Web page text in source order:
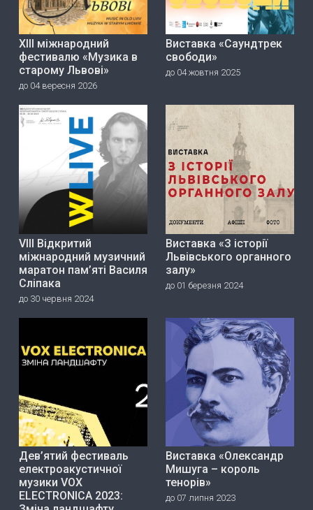
ХІІІ міжнародний
фестивалю «Музика в
старому Львові»
до 04 вересня 2026
Виставка «Саундтрек
свободи»
до 04 жовтня 2025
VIII Відкритий
міжнародний музичний
маратон пам’яті Василя
Сліпака
до 30 червня 2024
Виставка «З історії
Львівського органного
залу»
до 01 березня 2024
Дев’ятий фестиваль
електроакустичної
музики VOX
ELECTRONICA 2023:
Виставка «Олександр
Мишуга – король
тенорів»
до 07 липня 2023